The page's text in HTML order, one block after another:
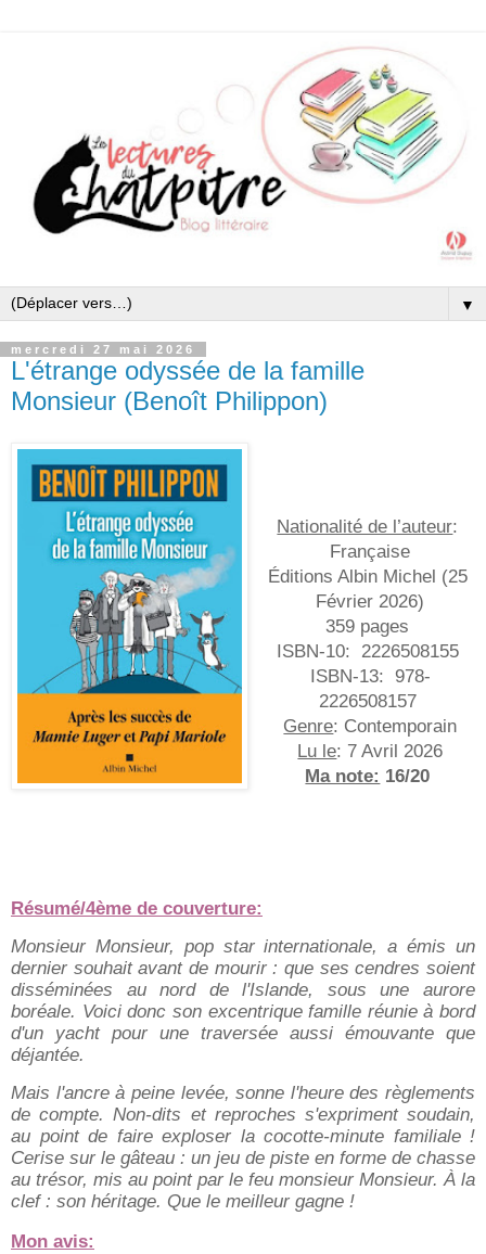
▼
mercredi 27 mai 2026
L'étrange odyssée de la famille
Monsieur (Benoît Philippon)
Nationalité de l’auteur:
Française
Éditions Albin Michel (25
Février 2026)
359 pages
ISBN-10: 2226508155
ISBN-13: 978-
2226508157
Genre: Contemporain
Lu le: 7 Avril 2026
Ma note: 16/20
Résumé/4ème de couverture:
Monsieur Monsieur, pop star internationale, a émis un
dernier souhait avant de mourir : que ses cendres soient
disséminées au nord de l'Islande, sous une aurore
boréale. Voici donc son excentrique famille réunie à bord
d'un yacht pour une traversée aussi émouvante que
déjantée.
Mais l'ancre à peine levée, sonne l'heure des règlements
de compte. Non-dits et reproches s'expriment soudain,
au point de faire exploser la cocotte-minute familiale !
Cerise sur le gâteau : un jeu de piste en forme de chasse
au trésor, mis au point par le feu monsieur Monsieur. À la
clef : son héritage. Que le meilleur gagne !
Mon avis: